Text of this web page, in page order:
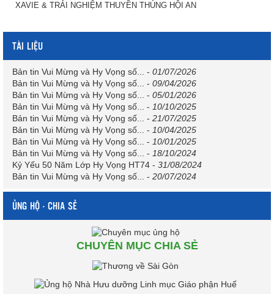
XAVIE & TRẢI NGHIỆM THUYỀN THÚNG HỘI AN
TÀI LIỆU
Bản tin Vui Mừng và Hy Vọng số... - 01/07/2026
Bản tin Vui Mừng và Hy Vọng số... - 09/04/2026
Bản tin Vui Mừng và Hy Vọng số... - 05/01/2026
Bản tin Vui Mừng và Hy Vọng số... - 10/10/2025
Bản tin Vui Mừng và Hy Vọng số... - 21/07/2025
Bản tin Vui Mừng và Hy Vọng số... - 10/04/2025
Bản tin Vui Mừng và Hy Vọng số... - 10/01/2025
Bản tin Vui Mừng và Hy Vọng số... - 18/10/2024
Kỷ Yếu 50 Năm Lớp Hy Vọng HT74 - 31/08/2024
Bản tin Vui Mừng và Hy Vọng số... - 20/07/2024
ỦNG HỘ - CHIA SẺ
CHUYÊN MỤC CHIA SẺ